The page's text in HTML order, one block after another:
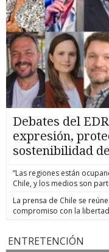
Debates del
expresión,
sostenibilidad
“Las regiones están
Chile, y los medios son
La prensa de Chile se
compromiso con la
ENTRETENCIÓN